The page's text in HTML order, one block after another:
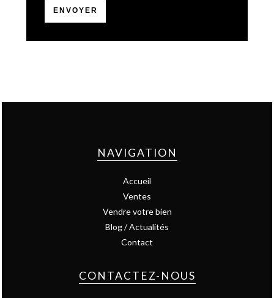
ENVOYER
NAVIGATION
Accueil
Ventes
Vendre votre bien
Blog / Actualités
Contact
CONTACTEZ-NOUS